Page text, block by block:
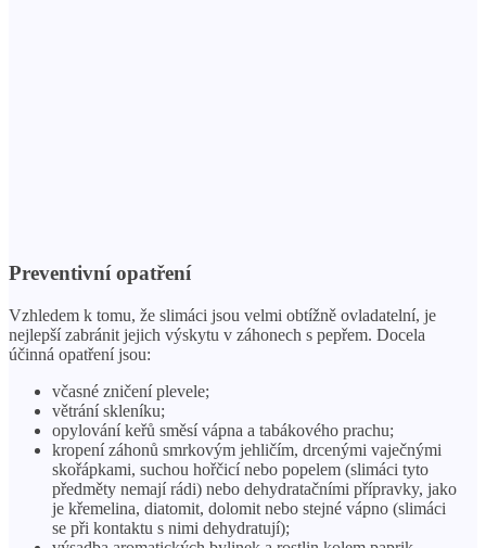
Preventivní opatření
Vzhledem k tomu, že slimáci jsou velmi obtížně ovladatelní, je
nejlepší zabránit jejich výskytu v záhonech s pepřem. Docela
účinná opatření jsou:
včasné zničení plevele;
větrání skleníku;
opylování keřů směsí vápna a tabákového prachu;
kropení záhonů smrkovým jehličím, drcenými vaječnými
skořápkami, suchou hořčicí nebo popelem (slimáci tyto
předměty nemají rádi) nebo dehydratačními přípravky, jako
je křemelina, diatomit, dolomit nebo stejné vápno (slimáci
se při kontaktu s nimi dehydratují);